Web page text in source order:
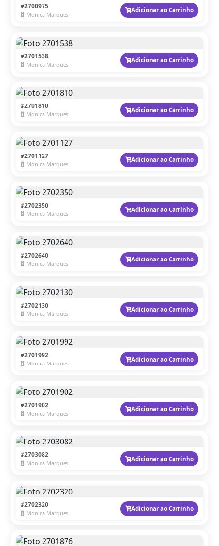
#2700975
Monica Marques
Adicionar ao Carrinho
#2701538
Monica Marques
Adicionar ao Carrinho
#2701810
Monica Marques
Adicionar ao Carrinho
#2701127
Monica Marques
Adicionar ao Carrinho
#2702350
Monica Marques
Adicionar ao Carrinho
#2702640
Monica Marques
Adicionar ao Carrinho
#2702130
Monica Marques
Adicionar ao Carrinho
#2701992
Monica Marques
Adicionar ao Carrinho
#2701902
Monica Marques
Adicionar ao Carrinho
#2703082
Monica Marques
Adicionar ao Carrinho
#2702320
Monica Marques
Adicionar ao Carrinho